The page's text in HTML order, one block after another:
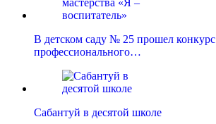
В детском саду № 25 прошел конкурс
профессионального…
Сабантуй в десятой школе